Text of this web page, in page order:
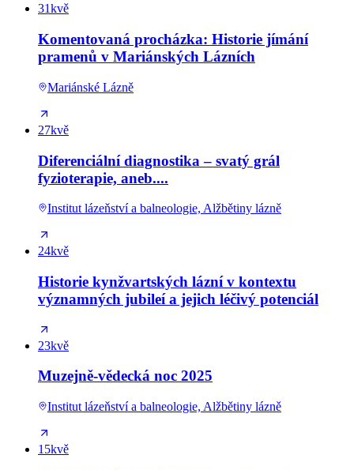
31kvě
Komentovaná procházka: Historie jímání
pramenů v Mariánských Lázních
Mariánské Lázně
27kvě
Diferenciální diagnostika – svatý grál
fyzioterapie, aneb....
Institut lázeňství a balneologie, Alžbětiny lázně
24kvě
Historie kynžvartských lázní v kontextu
významných jubileí a jejich léčivý potenciál
23kvě
Muzejně-vědecká noc 2025
Institut lázeňství a balneologie, Alžbětiny lázně
15kvě